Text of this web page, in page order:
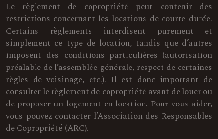
Le règlement de copropriété peut contenir des
restrictions concernant les locations de courte durée.
Certains règlements interdisent purement et
simplement ce type de location, tandis que d’autres
imposent des conditions particulières (autorisation
préalable de l’assemblée générale, respect de certaines
règles de voisinage, etc.). Il est donc important de
consulter le règlement de copropriété avant de louer ou
de proposer un logement en location. Pour vous aider,
vous pouvez contacter l’Association des Responsables
de Copropriété (ARC).